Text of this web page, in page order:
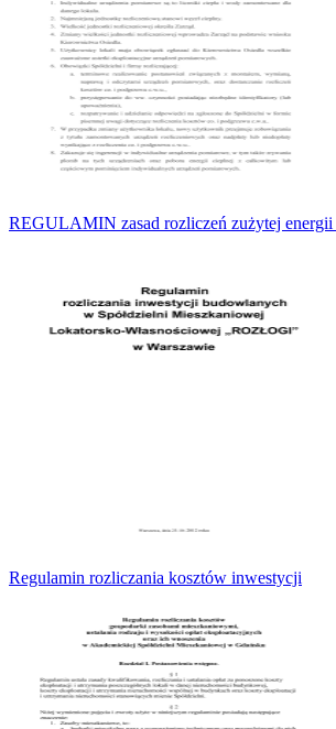
REGULAMIN zasad rozliczeń zużytej
Regulamin rozliczania kosztów inwestycji